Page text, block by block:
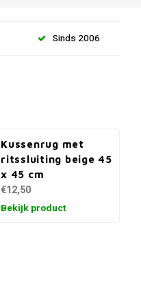
Sinds 2006
Kussenrug met
ritssluiting beige 45
x 45 cm
€12,50
Bekijk product